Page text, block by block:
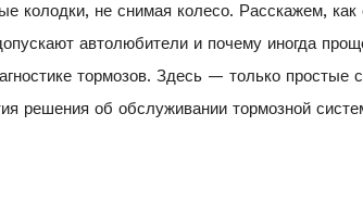
колодки, не снимая колесо. Расскажем, как
автолюбители и почему иногда
тормозов. Здесь — только простые
решения об обслуживании тормозной